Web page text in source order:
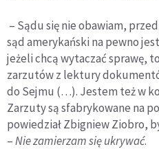
– Sądu się nie obawiam,
sąd amerykański na pewno
jeżeli chcą wytaczać sprawę,
zarzutów z lektury
do Sejmu (…). Jestem też w
Zarzuty są sfabrykowane na
powiedział Zbigniew Ziobro,
–Nie zamierzam się ukrywać.